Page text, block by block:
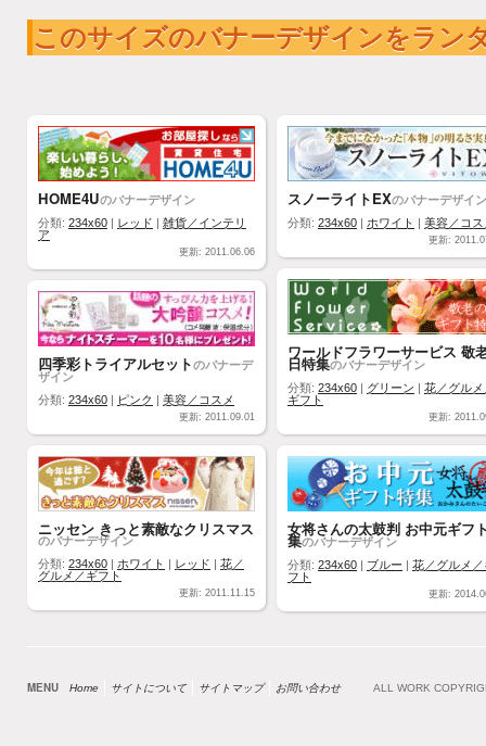
このサイズのバナーデザインをラン
HOME4Uのバナーデザイン
分類: 234x60 レッド
雑貨／インテリ
ア
更新: 2011.06.06
スノーライトEXのバナーデザイン
分類: 234x60 ホワイト 美容／コス
更新:
ワールドフラワーサービス 敬
日特集のバナーデザイン
分類: 234x60 グリーン
花／グルメ
ギフト
更新:
四季彩トライアルセットのバナーデ
ザイン
分類: 234x60 ピンク 美容／コスメ
更新: 2011.09.01
ニッセン きっと素敵なクリスマス
のバナーデザイン
分類: 234x60 ホワイト レッド
花／
グルメ／ギフト
更新: 2011.11.15
女将さんの太鼓判 お中元ギフ
集のバナーデザイン
分類: 234x60 ブルー
花／グルメ／
フト
更新:
MENU Home サイトについて サイトマップ お問い合わせ ALL WORK